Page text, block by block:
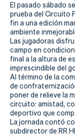
La
Jugar
El pasado sábado
prueba del Circuito
fin a una edición
ambiente
Las jugadoras
campo en
final a la altura de
imprescindible del
Al término de la
de
poner de relieve la
circuito: amistad,
deportivo que
La jornada contó
subdirector de